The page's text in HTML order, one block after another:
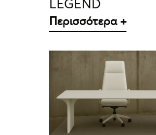
LEGEND
Περισσότερα +
ΛΕΠΤΟΜΈΡΕΙΕΣ